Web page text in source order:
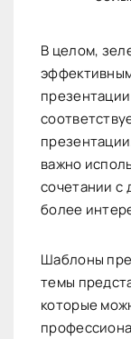
В целом,
важно
сочетании с
более
Шаблоны
темы
которые